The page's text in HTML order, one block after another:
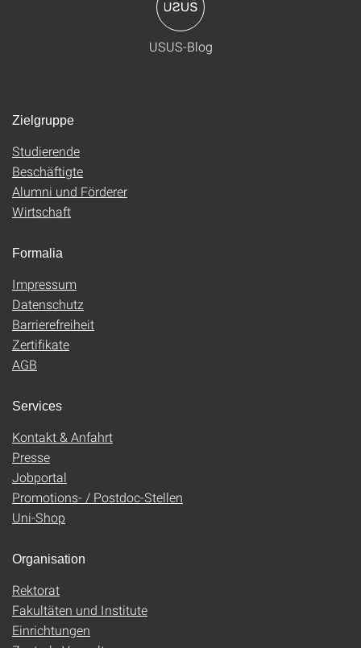
USUS-Blog
Zielgruppe
Studierende
Beschäftigte
Alumni und Förderer
Wirtschaft
Formalia
Impressum
Datenschutz
Barrierefreiheit
Zertifikate
AGB
Services
Kontakt & Anfahrt
Presse
Jobportal
Promotions- / Postdoc-Stellen
Uni-Shop
Organisation
Rektorat
Fakultäten und Institute
Einrichtungen